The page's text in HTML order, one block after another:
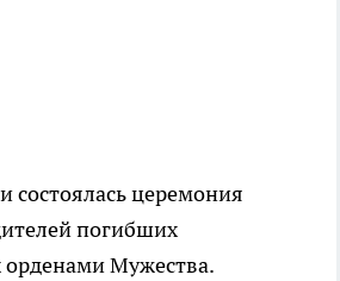
состоялась церемония
погибших
Мужества.